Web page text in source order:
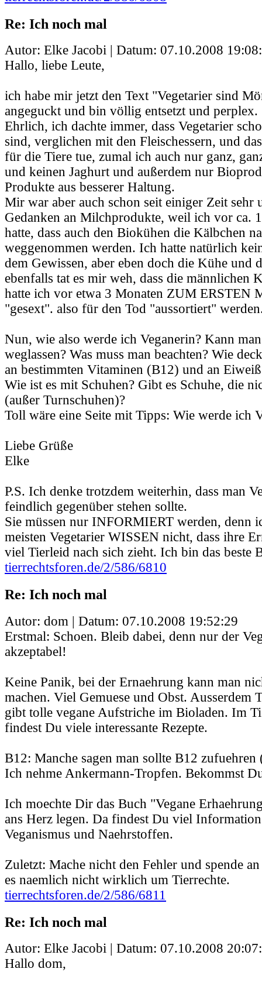
Re: Ich noch mal
Autor: Elke Jacobi | Datum: 07.10.2008
Hallo, liebe Leute,
ich habe mir jetzt den Text "Vegetarier sind
angeguckt und bin völlig entsetzt und perplex.
Ehrlich, ich dachte immer, dass Vegetarier
sind, verglichen mit den Fleischessern, und
für die Tiere tue, zumal ich auch nur ganz,
und keinen Jaghurt und außerdem nur
Produkte aus besserer Haltung.
Mir war aber auch schon seit einiger Zeit sehr
Gedanken an Milchprodukte, weil ich vor ca.
hatte, dass auch den Biokühen die Kälbchen
weggenommen werden. Ich hatte natürlich
dem Gewissen, aber eben doch die Kühe und
ebenfalls tat es mir weh, dass die männlichen
hatte ich vor etwa 3 Monaten ZUM ERSTEN
"gesext". also für den Tod "aussortiert"
Nun, wie also werde ich Veganerin? Kann
weglassen? Was muss man beachten? Wie
an bestimmten Vitaminen (B12) und an
Wie ist es mit Schuhen? Gibt es Schuhe, die
(außer Turnschuhen)?
Toll wäre eine Seite mit Tipps: Wie werde ich
Liebe Grüße
Elke
P.S. Ich denke trotzdem weiterhin, dass man
feindlich gegenüber stehen sollte.
Sie müssen nur INFORMIERT werden, denn
meisten Vegetarier WISSEN nicht, dass ihre
viel Tierleid nach sich zieht. Ich bin das beste
tierrechtsforen.de/2/586/6810
Re: Ich noch mal
Autor: dom | Datum: 07.10.2008 19:52:29
Erstmal: Schoen. Bleib dabei, denn nur der
akzeptabel!
Keine Panik, bei der Ernaehrung kann man
machen. Viel Gemuese und Obst. Ausserdem
gibt tolle vegane Aufstriche im Bioladen. Im
findest Du viele interessante Rezepte.
B12: Manche sagen man sollte B12 zufuehren
Ich nehme Ankermann-Tropfen. Bekommst
Ich moechte Dir das Buch "Vegane
ans Herz legen. Da findest Du viel
Veganismus und Naehrstoffen.
Zuletzt: Mache nicht den Fehler und spende
es naemlich nicht wirklich um Tierrechte.
tierrechtsforen.de/2/586/6811
Re: Ich noch mal
Autor: Elke Jacobi | Datum: 07.10.2008
Hallo dom,